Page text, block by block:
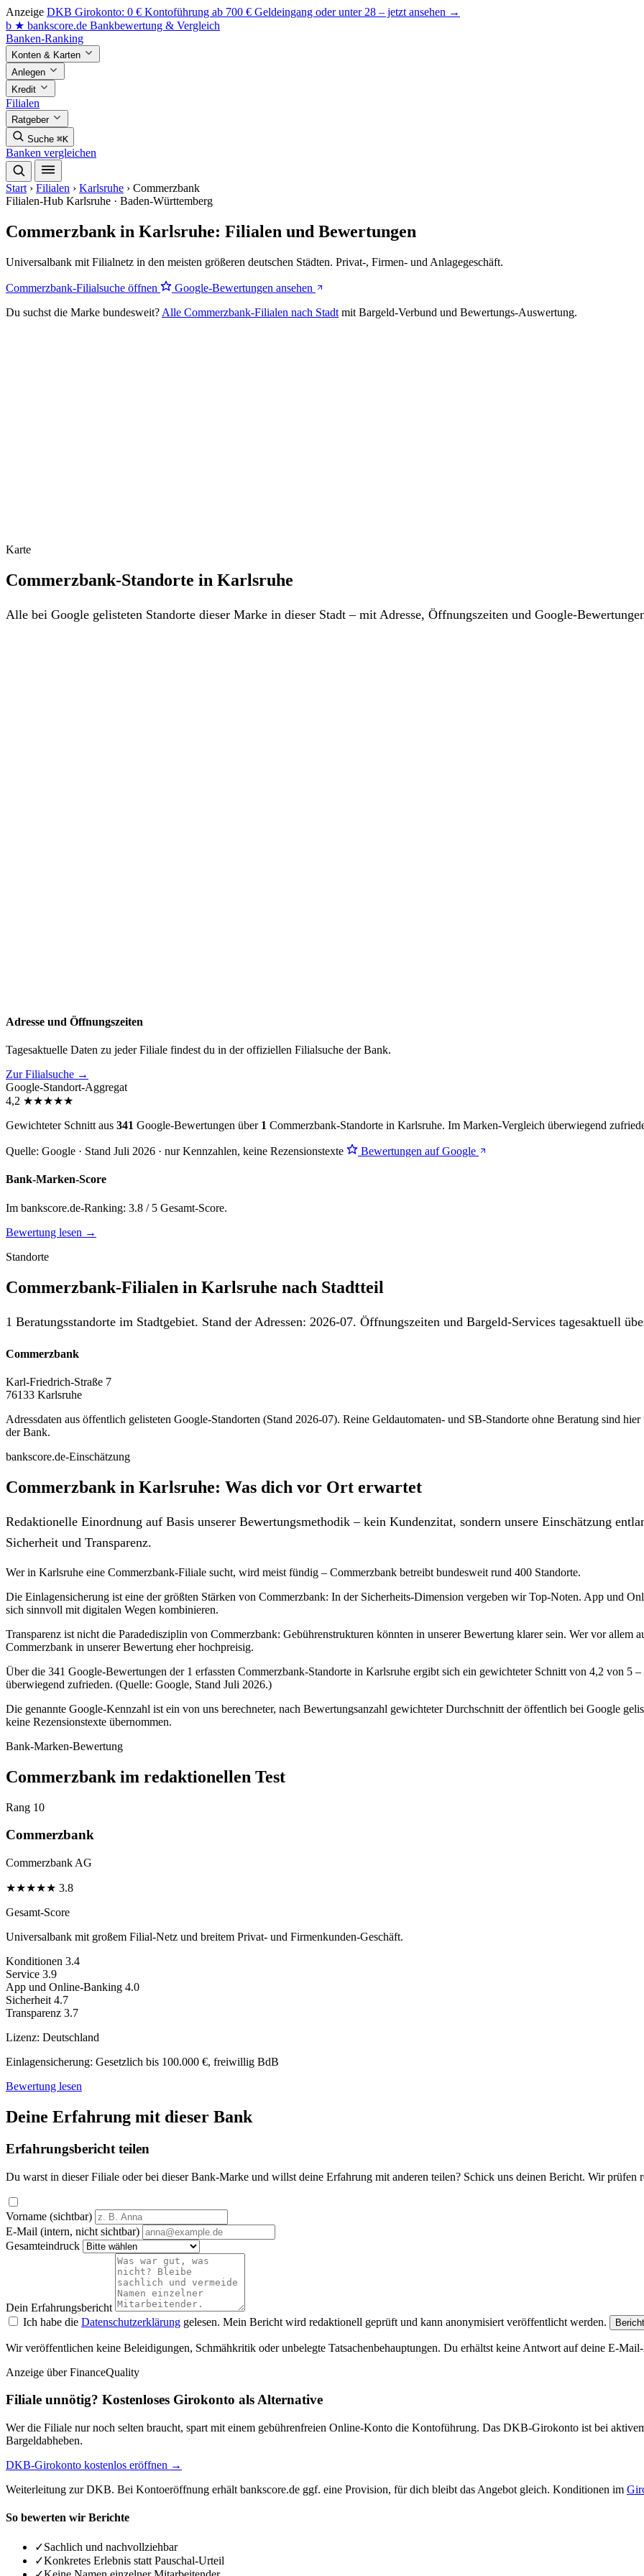
Anzeige DKB Girokonto: 0 € Kontoführung ab 700 € Geldeingang oder unter 28 – jetzt ansehen →
b ★ bankscore.de Bankbewertung & Vergleich
Banken-Ranking
Konten & Karten
Anlegen
Kredit
Filialen
Ratgeber
Suche ⌘K
Banken vergleichen
Start › Filialen › Karlsruhe › Commerzbank
Filialen-Hub Karlsruhe · Baden-Württemberg
Commerzbank in Karlsruhe: Filialen und Bewertungen
Universalbank mit Filialnetz in den meisten größeren deutschen Städten. Privat-, Firmen- und Anlagegeschäft.
Commerzbank-Filialsuche öffnen
Google-Bewertungen ansehen
Du suchst die Marke bundesweit? Alle Commerzbank-Filialen nach Stadt mit Bargeld-Verbund und Bewertungs-Auswertung.
Karte
Commerzbank-Standorte in Karlsruhe
Alle bei Google gelisteten Standorte dieser Marke in dieser Stadt – mit Adresse, Öffnungszeiten und Google-
Adresse und Öffnungszeiten
Tagesaktuelle Daten zu jeder Filiale findest du in der offiziellen Filialsuche der Bank.
Zur Filialsuche →
Google-Standort-Aggregat
4,2 ★★★★★
Gewichteter Schnitt aus 341 Google-Bewertungen über 1 Commerzbank-Standorte in Karlsruhe. Im Marken-Vergleich überwiegend
Quelle: Google · Stand Juli 2026 · nur Kennzahlen, keine Rezensionstexte Bewertungen auf Google
Bank-Marken-Score
Im bankscore.de-Ranking: 3.8 / 5 Gesamt-Score.
Bewertung lesen →
Standorte
Commerzbank-Filialen in Karlsruhe nach Stadtteil
1 Beratungsstandorte im Stadtgebiet. Stand der Adressen: 2026-07. Öffnungszeiten und Bargeld-Services tagesaktuell
Commerzbank
Karl-Friedrich-Straße 7
76133 Karlsruhe
Adressdaten aus öffentlich gelisteten Google-Standorten (Stand 2026-07). Reine Geldautomaten- und SB-Standorte ohne Beratung sind
der Bank.
bankscore.de-Einschätzung
Commerzbank in Karlsruhe: Was dich vor Ort erwartet
Redaktionelle Einordnung auf Basis unserer Bewertungsmethodik – kein Kundenzitat, sondern unsere Einschätzung
Sicherheit und Transparenz.
Wer in Karlsruhe eine Commerzbank-Filiale sucht, wird meist fündig – Commerzbank betreibt bundesweit rund 400 Standorte.
Die Einlagensicherung ist eine der größten Stärken von Commerzbank: In der Sicherheits-Dimension vergeben wir Top-Noten. App und
sich sinnvoll mit digitalen Wegen kombinieren.
Transparenz ist nicht die Paradedisziplin von Commerzbank: Gebührenstrukturen könnten in unserer Bewertung klarer sein. Wer vor allem
Commerzbank in unserer Bewertung eher hochpreisig.
Über die 341 Google-Bewertungen der 1 erfassten Commerzbank-Standorte in Karlsruhe ergibt sich ein gewichteter Schnitt von 4,2 von
überwiegend zufrieden. (Quelle: Google, Stand Juli 2026.)
Die genannte Google-Kennzahl ist ein von uns berechneter, nach Bewertungsanzahl gewichteter Durchschnitt der öffentlich bei Google
keine Rezensionstexte übernommen.
Bank-Marken-Bewertung
Commerzbank im redaktionellen Test
Rang 10
Commerzbank
Commerzbank AG
★★★★★ 3.8
Gesamt-Score
Universalbank mit großem Filial-Netz und breitem Privat- und Firmenkunden-Geschäft.
Konditionen 3.4
Service 3.9
App und Online-Banking 4.0
Sicherheit 4.7
Transparenz 3.7
Lizenz: Deutschland
Einlagensicherung: Gesetzlich bis 100.000 €, freiwillig BdB
Bewertung lesen
Deine Erfahrung mit dieser Bank
Erfahrungsbericht teilen
Du warst in dieser Filiale oder bei dieser Bank-Marke und willst deine Erfahrung mit anderen teilen? Schick uns deinen Bericht. Wir
Vorname (sichtbar)
E-Mail (intern, nicht sichtbar)
Gesamteindruck
Dein Erfahrungsbericht
Ich habe die Datenschutzerklärung gelesen. Mein Bericht wird redaktionell geprüft und kann anonymisiert veröffentlicht werden.
Wir veröffentlichen keine Beleidigungen, Schmähkritik oder unbelegte Tatsachenbehauptungen. Du erhältst keine Antwort auf deine E-
Anzeige über FinanceQuality
Filiale unnötig? Kostenloses Girokonto als Alternative
Wer die Filiale nur noch selten braucht, spart mit einem gebührenfreien Online-Konto die Kontoführung. Das DKB-Girokonto ist bei
Bargeldabheben.
DKB-Girokonto kostenlos eröffnen →
Weiterleitung zur DKB. Bei Kontoeröffnung erhält bankscore.de ggf. eine Provision, für dich bleibt das Angebot gleich. Konditionen im
So bewerten wir Berichte
✓Sachlich und nachvollziehbar
✓Konkretes Erlebnis statt Pauschal-Urteil